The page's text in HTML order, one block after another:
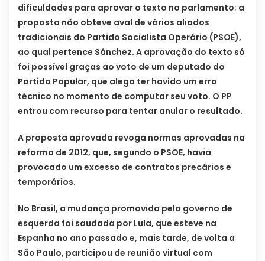
dificuldades para aprovar o texto no parlamento; a
proposta não obteve aval de vários aliados
tradicionais do Partido Socialista Operário (PSOE),
ao qual pertence Sánchez. A aprovação do texto só
foi possível graças ao voto de um deputado do
Partido Popular, que alega ter havido um erro
técnico no momento de computar seu voto. O PP
entrou com recurso para tentar anular o resultado.
A proposta aprovada revoga normas aprovadas na
reforma de 2012, que, segundo o PSOE, havia
provocado um excesso de contratos precários e
temporários.
No Brasil, a mudança promovida pelo governo de
esquerda foi saudada por Lula, que esteve na
Espanha no ano passado e, mais tarde, de volta a
São Paulo, participou de reunião virtual com